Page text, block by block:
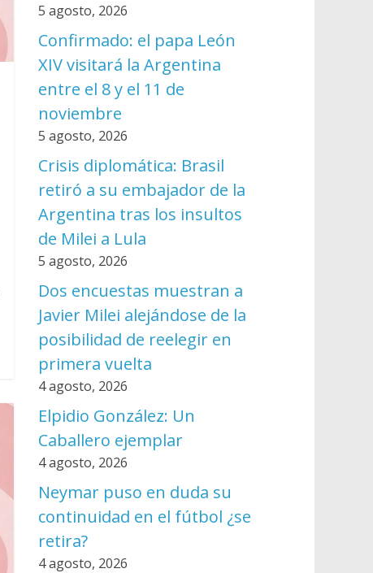
5 agosto, 2026
Confirmado: el papa León
XIV visitará la Argentina
entre el 8 y el 11 de
noviembre
5 agosto, 2026
Crisis diplomática: Brasil
retiró a su embajador de la
Argentina tras los insultos
de Milei a Lula
5 agosto, 2026
Dos encuestas muestran a
Javier Milei alejándose de la
posibilidad de reelegir en
primera vuelta
4 agosto, 2026
Elpidio González: Un
Caballero ejemplar
4 agosto, 2026
Neymar puso en duda su
continuidad en el fútbol ¿se
retira?
4 agosto, 2026